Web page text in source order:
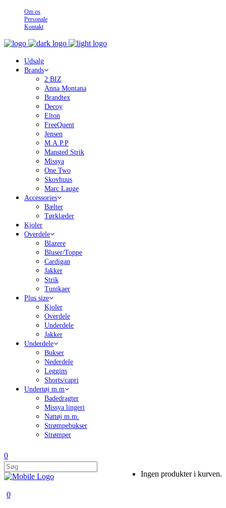
Om os
Personale
Kontakt
Udsalg
Brands
2 BIZ
Anna Montana
Brandtex
Decoy
Elton
FreeQuent
Jensen
M.A.P.P
Mansted Strik
Missya
One Two
Skovhuus
Marc Lauge
Accessories
Bælter
Tørklæder
Kjoler
Overdele
Blazere
Bluser/Toppe
Cardigan
Jakker
Strik
Tunikaer
Plus size
Kjoler
Overdele
Underdele
Jakker
Underdele
Bukser
Nederdele
Leggins
Shorts/capri
Undertøj m.m
Badedragter
Missya lingeri
Nattøj m.m.
Strømpebukser
Strømper
0
Ingen produkter i kurven.
0